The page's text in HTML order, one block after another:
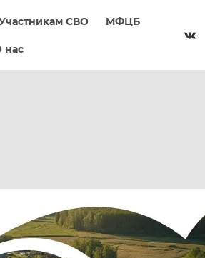
СВО МФЦБ
нас